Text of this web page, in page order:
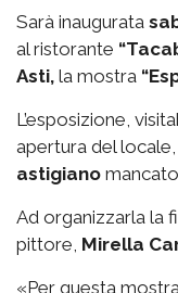
Sarà inaugurata
al ristorante
Asti, la mostra
L’esposizione,
apertura del
astigiano
Ad organizzarla la
pittore, Mirella
«Per questa